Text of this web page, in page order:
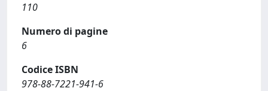
110
Numero di pagine
6
Codice ISBN
978-88-7221-941-6